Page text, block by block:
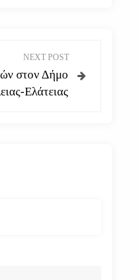
NEXT POST
στον Δήμο
Ελάτειας